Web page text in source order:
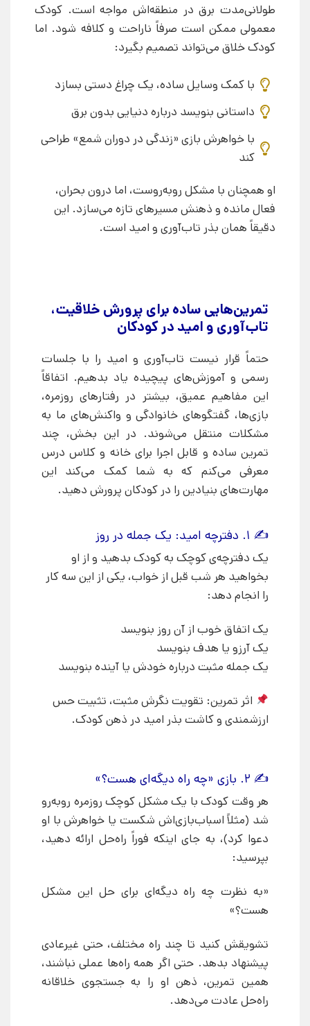
طولانی‌مدت برق در منطقه‌اش مواجه است. کودک
معمولی ممکن است صرفاً ناراحت و کلافه شود. اما
کودک خلاق می‌تواند تصمیم بگیرد:
با کمک وسایل ساده، یک چراغ دستی بسازد
داستانی بنویسد درباره دنیایی بدون برق
با خواهرش بازی «زندگی در دوران شمع» طراحی
کند
او همچنان با مشکل روبه‌روست، اما درون بحران،
فعال مانده و ذهنش مسیرهای تازه می‌سازد. این
دقیقاً همان بذر تاب‌آوری و امید است.
تمرین‌هایی ساده برای پرورش خلاقیت،
تاب‌آوری و امید در کودکان
حتماً قرار نیست تاب‌آوری و امید را با جلسات
رسمی و آموزش‌های پیچیده یاد بدهیم. اتفاقاً
این مفاهیم عمیق، بیشتر در رفتارهای روزمره،
بازی‌ها، گفتگوهای خانوادگی و واکنش‌های ما به
مشکلات منتقل می‌شوند. در این بخش، چند
تمرین ساده و قابل اجرا برای خانه و کلاس درس
معرفی می‌کنم که به شما کمک می‌کند این
مهارت‌های بنیادین را در کودکان پرورش دهید.
✍ ۱. دفترچه امید: یک جمله در روز
یک دفترچه‌ی کوچک به کودک بدهید و از او
بخواهید هر شب قبل از خواب، یکی از این سه کار
را انجام دهد:
یک اتفاق خوب از آن روز بنویسد
یک آرزو یا هدف بنویسد
یک جمله مثبت درباره خودش یا آینده بنویسد
اثر تمرین: تقویت نگرش مثبت، تثبیت حس
ارزشمندی و کاشت بذر امید در ذهن کودک.
✍ ۲. بازی «چه راه دیگه‌ای هست؟»
هر وقت کودک با یک مشکل کوچک روزمره روبه‌رو
شد (مثلاً اسباب‌بازی‌اش شکست یا خواهرش با او
دعوا کرد)، به جای اینکه فوراً راه‌حل ارائه دهید،
بپرسید:
«به نظرت چه راه دیگه‌ای برای حل این مشکل
هست؟»
تشویقش کنید تا چند راه مختلف، حتی غیرعادی
پیشنهاد بدهد. حتی اگر همه راه‌ها عملی نباشند،
همین تمرین، ذهن او را به جستجوی خلاقانه
راه‌حل عادت می‌دهد.